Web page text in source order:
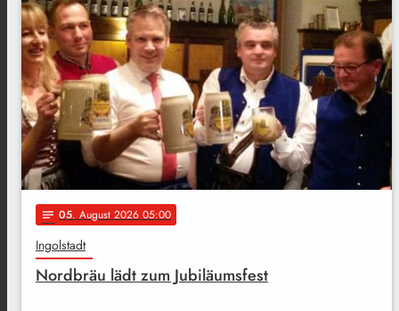
notes 05. August 2026 05:00
Ingolstadt
Nordbräu lädt zum Jubiläumsfest